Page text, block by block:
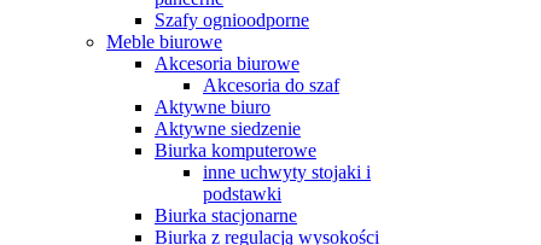
Szafy ognioodporne
Meble biurowe
Akcesoria biurowe
Akcesoria do szaf
Aktywne biuro
Aktywne siedzenie
Biurka komputerowe
inne uchwyty stojaki i
podstawki
Biurka stacjonarne
Biurka z regulacją wysokości